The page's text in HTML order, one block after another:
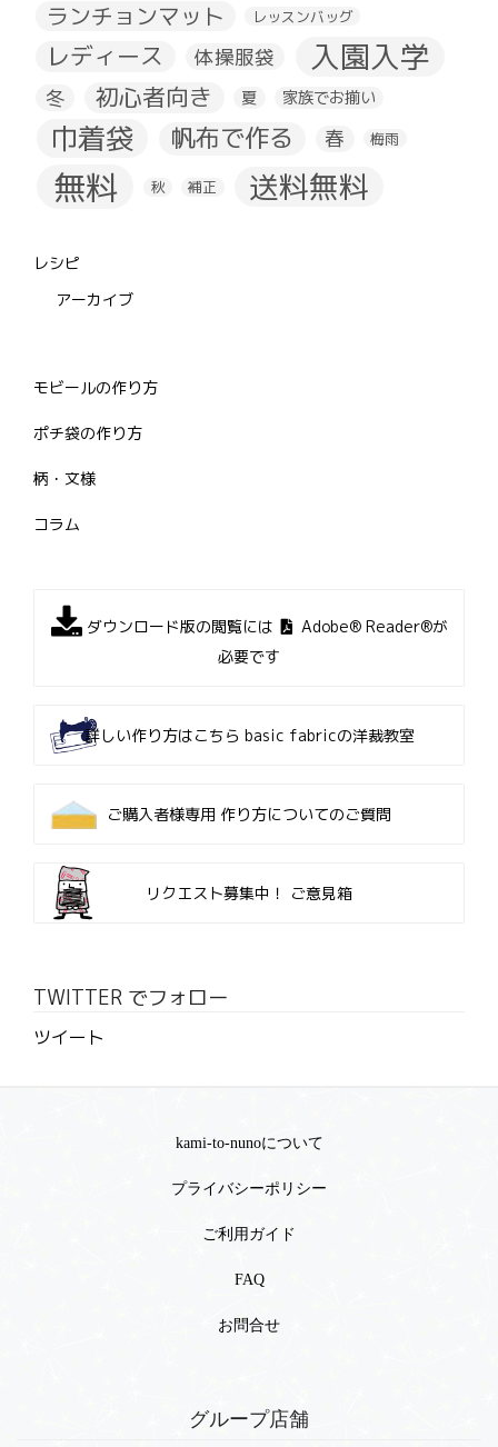
ランチョンマット レッスンバッグ
レディース 体操服袋 入園入学
冬 初心者向き 夏 家族でお揃い
巾着袋 帆布で作る 春 梅雨
無料 秋 補正 送料無料
レシピ
アーカイブ
モビールの作り方
ポチ袋の作り方
柄・文様
コラム
ダウンロード版の閲覧には
Adobe® Reader®が
必要です
詳しい作り方はこちら basic fabricの洋裁教室
ご購入者様専用 作り方についてのご質問
リクエスト募集中！ ご意見箱
TWITTER でフォロー
ツイート
kami-to-nunoについて
プライバシーポリシー
ご利用ガイド
FAQ
お問合せ
グループ店舗